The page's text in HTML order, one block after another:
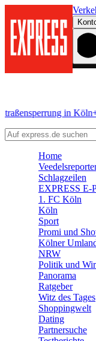
in Köln+++
Home
Schlagzeilen
EXPRESS E-
1. FC Köln
Köln
Sport
Promi und
Kölner
NRW
Politik und
Panorama
Ratgeber
Witz des Tages
Shoppingwelt
Dating
Partnersuche